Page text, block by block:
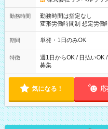
勤務時間
勤務時間は指定なし
変形労働時間制 想定労働時間160時間/
～21：00
期間 単発・1日のみOK
特徴
週1日からOK / 日払いOK
募集
気になる！ 応